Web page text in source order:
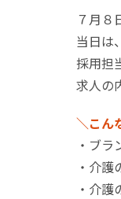
７月８
当日は
採用担
求人の
＼こん
・ブ
・介
・介